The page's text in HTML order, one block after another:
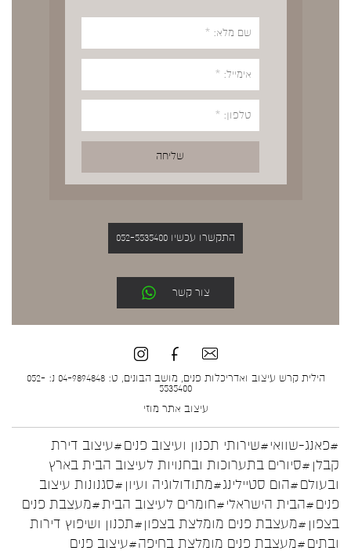
התקשרו עכשיו 052-5535400
צור קשר
הילית קרש עיצוב ואדריכלות פנים, מושב הבונים, ט: 04-9894848 נ: 052-
5535400
עיצוב אתר מוזי
#פאנג-שוואי#שירותי תכנון ועיצוב פנים#עיצוב דירת
קבלן #סיורים בתערוכות ובחנויות לעיצוב הבית בארץ
ובעולם#הום סטיילינג#מתודולוגיה ועיון #סגנונות עיצוב
פנים#הבית הישראלי#חומרים לעיצוב הבית#מעצבת פנים
בצפון #מעצבת פנים מומלצת בצפון#תכנון ושיפוץ דירות
ובתים#מעצבת פנים מומלצת בחיפה#עיצוב פנים